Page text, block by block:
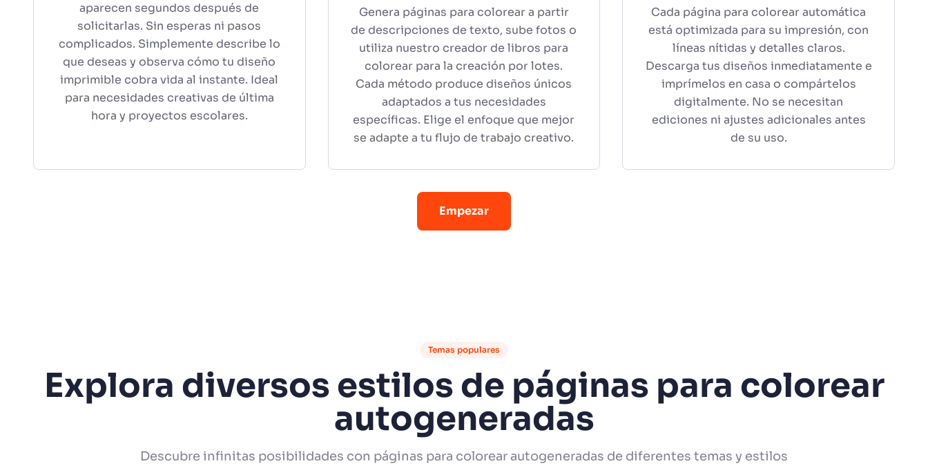
aparecen segundos después de
solicitarlas. Sin esperas ni pasos
complicados. Simplemente describe lo
que deseas y observa cómo tu diseño
imprimible cobra vida al instante. Ideal
para necesidades creativas de última
hora y proyectos escolares.
Genera páginas para colorear a partir
de descripciones de texto, sube fotos o
utiliza nuestro creador de libros para
colorear para la creación por lotes.
Cada método produce diseños únicos
adaptados a tus necesidades
específicas. Elige el enfoque que mejor
se adapte a tu flujo de trabajo creativo.
Cada página para colorear automática
está optimizada para su impresión, con
líneas nítidas y detalles claros.
Descarga tus diseños inmediatamente e
imprímelos en casa o compártelos
digitalmente. No se necesitan
ediciones ni ajustes adicionales antes
de su uso.
Empezar
Temas populares
Explora diversos estilos de páginas para colorear
autogeneradas
Descubre infinitas posibilidades con páginas para colorear autogeneradas de diferentes temas y estilos